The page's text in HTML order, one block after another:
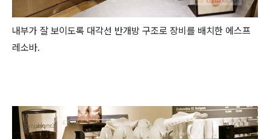
내부가 잘 보이도록 대각선 반개방 구조로 장비를 배치한 에스프
레소바.